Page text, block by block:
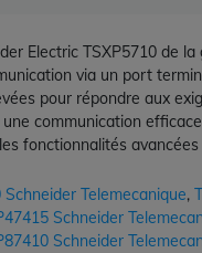
Electric TSXP5710 de
via un port
pour répondre aux
communication
fonctionnalités
Schneider Telemecanique,
Schneider
Schneider